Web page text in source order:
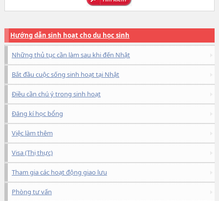
Hướng dẫn sinh hoạt cho du học sinh
Những thủ tục cần làm sau khi đến Nhật
Bắt đầu cuộc sống sinh hoạt tại Nhật
Điều cần chú ý trong sinh hoạt
Đăng kí học bổng
Việc làm thêm
Visa (Thị thực)
Tham gia các hoạt động giao lưu
Phòng tư vấn